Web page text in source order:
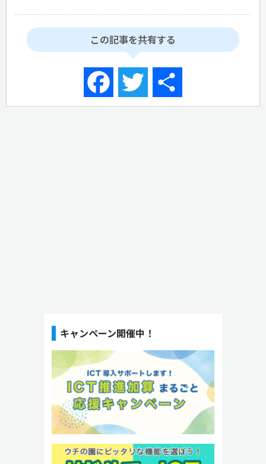
この記事を共有する
FacebookTwitter
キャンペーン開催中！